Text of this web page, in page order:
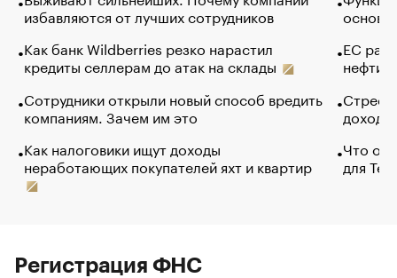
избавляются от лучших сотрудников
Как банк Wildberries резко нарастил
кредиты селлерам до атак на склады
Сотрудники открыли новый способ вредить
компаниям. Зачем им это
Как налоговики ищут доходы
неработающих покупателей яхт и квартир
основ
ЕС
нефти
Что
для
Регистрация ФНС